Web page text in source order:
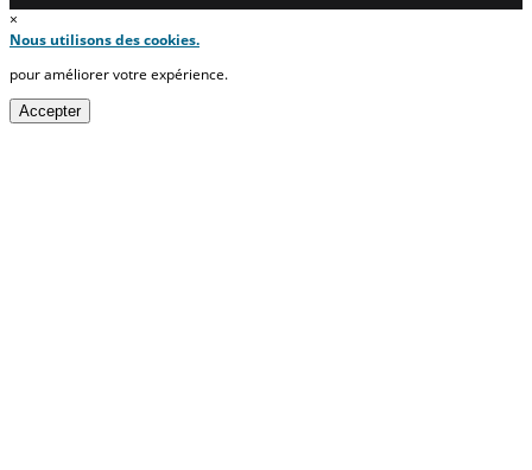
×
Nous utilisons des cookies.
pour améliorer votre expérience.
Accepter